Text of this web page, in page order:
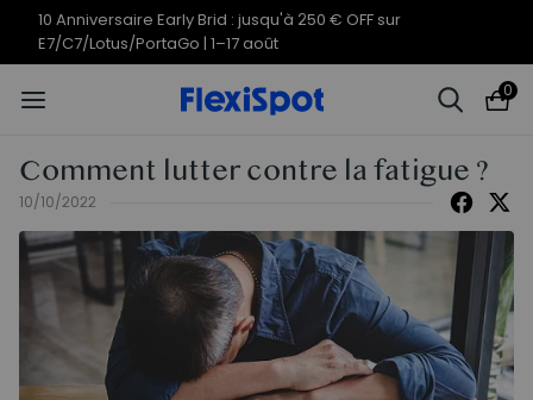
10 Anniversaire Early Brid : jusqu'à 250 € OFF sur
E7/C7/Lotus/PortaGo | 1–17 août
0
Comment lutter contre la fatigue ?
10/10/2022